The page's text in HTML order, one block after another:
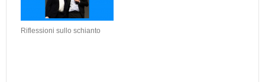
Riflessioni sullo schianto